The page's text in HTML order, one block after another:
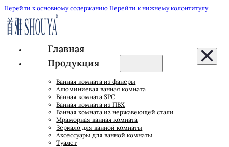
Перейти к основному содержанию Перейти к нижнему колонтитулу
Главная
Продукция
Ванная комната из фанеры
Алюминиевая ванная комната
Ванная комната SPC
Ванная комната из ПВХ
Ванная комната из нержавеющей стали
Мраморная ванная комната
Зеркало для ванной комнаты
Аксессуары для ванной комнаты
Туалет